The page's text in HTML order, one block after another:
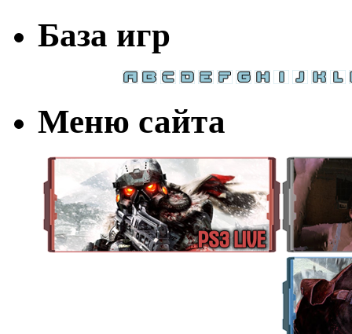
База игр
Меню сайта